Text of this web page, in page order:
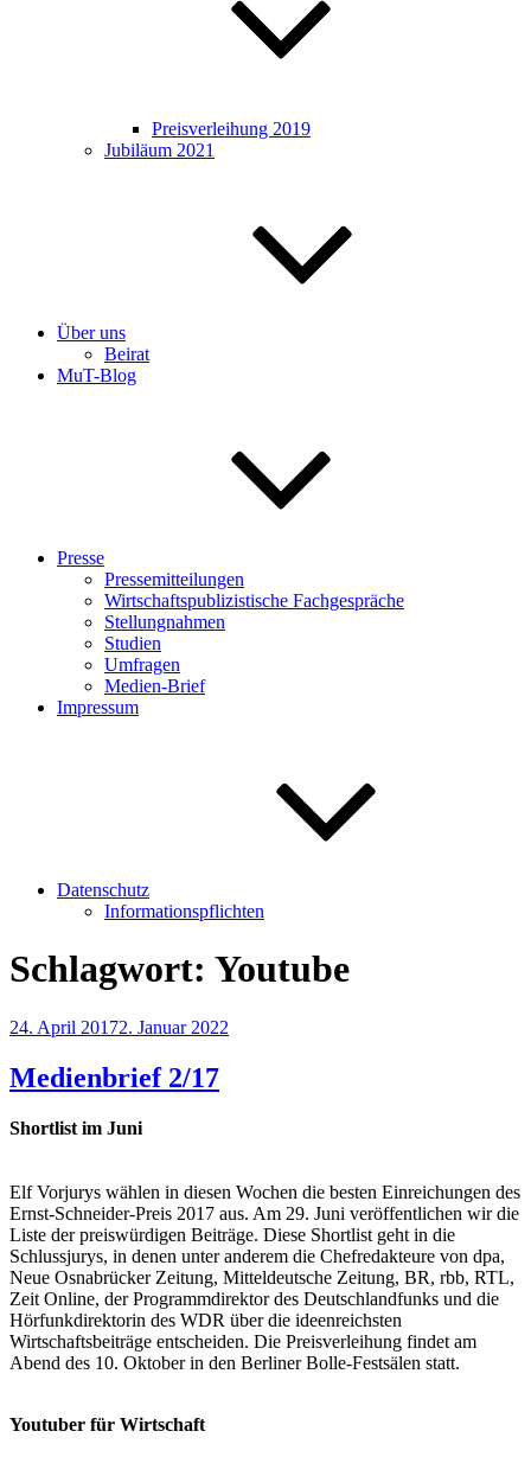
Preisverleihung 2019
Jubiläum 2021
Über uns
Beirat
MuT-Blog
Presse
Pressemitteilungen
Wirtschaftspublizistische Fachgespräche
Stellungnahmen
Studien
Umfragen
Medien-Brief
Impressum
Datenschutz
Informationspflichten
Schlagwort: Youtube
Veröffentlicht
24. April 20172. Januar 2022
Medienbrief 2/17
Shortlist im Juni
Elf Vorjurys wählen in diesen Wochen die besten Einreichungen des
Ernst-Schneider-Preis 2017 aus. Am 29. Juni veröffentlichen wir die
Liste der preiswürdigen Beiträge. Diese Shortlist geht in die
Schlussjurys, in denen unter anderem die Chefredakteure von dpa,
Neue Osnabrücker Zeitung, Mitteldeutsche Zeitung, BR, rbb, RTL,
Zeit Online, der Programmdirektor des Deutschlandfunks und die
Hörfunkdirektorin des WDR über die ideenreichsten
Wirtschaftsbeiträge entscheiden. Die Preisverleihung findet am
Abend des 10. Oktober in den Berliner Bolle-Festsälen statt.
Youtuber für Wirtschaft